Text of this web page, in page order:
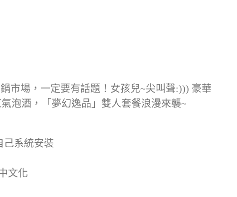
鍋市場，一定要有話題！女孩兒~尖叫聲:))) 豪華
泡酒，「夢幻逸品」雙人套餐浪漫來襲~
己系統安裝
文化